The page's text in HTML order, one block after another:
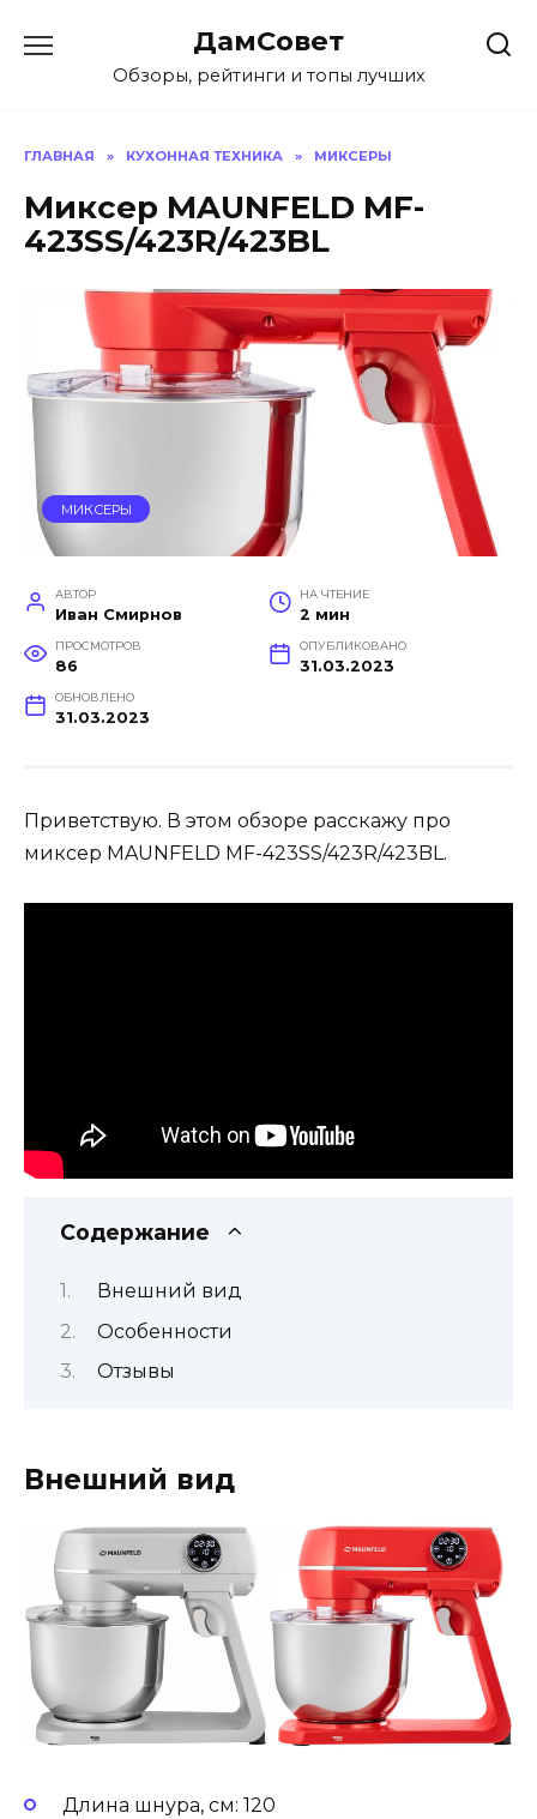
содержанию
ДамСовет
Обзоры, рейтинги и топы лучших
ГЛАВНАЯ » КУХОННАЯ ТЕХНИКА » МИКСЕРЫ
Миксер MAUNFELD MF-
423SS/423R/423BL
МИКСЕРЫ
АВТОР
Иван Смирнов
НА ЧТЕНИЕ
2 мин
ПРОСМОТРОВ
86
ОПУБЛИКОВАНО
31.03.2023
ОБНОВЛЕНО
31.03.2023
Приветствую. В этом обзоре расскажу про
миксер MAUNFELD MF-423SS/423R/423BL.
Содержание
Внешний вид
Особенности
Отзывы
Внешний вид
Длина шнура, см: 120